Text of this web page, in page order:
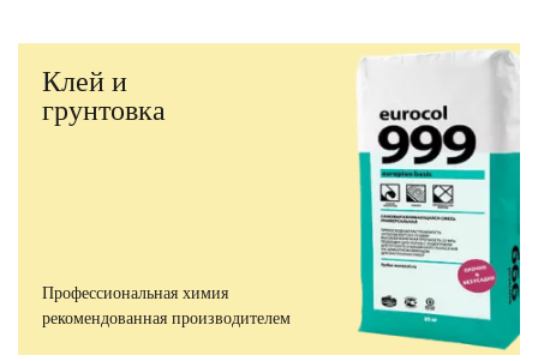
Клей и
грунтовка
Профессиональная химия
рекомендованная производителем